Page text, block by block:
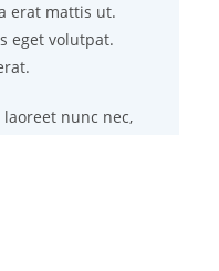
erat mattis ut.
eget volutpat.
nunc nec,